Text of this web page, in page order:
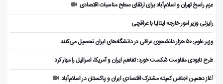
عزم راسخ تهران و اسلام‌آباد برای ارتقای سطح مناسبات اقتصادی
رایزنی وزیر امور خارجه ایتالیا با عراقچی
وزیر علوم: ۵۰ هزار دانشجوی عراقی در دانشگاه‌های ایران تحصیل می‌کنند
طرح نابودی مقاومت شکست خورد؛ تفاهم ایران و آمریکا، اسرائیل را مهار کرد
آغاز دهمین اجلاس کمیته مشترک اقتصادی ایران و پاکستان در اسلام‌آباد